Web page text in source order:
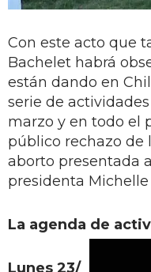
Con este acto que
Bachelet habrá
están dando en
serie de
marzo y en todo el
público rechazo de
aborto presentada
presidenta Michelle
La agenda de
Lunes 23/